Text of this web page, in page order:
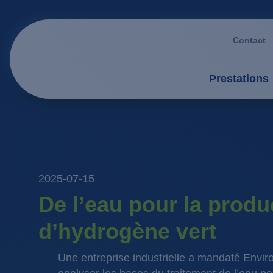
2025-07-15
De l’eau pour la
d’hydrogène vert
Une entreprise industrielle a mandaté
Contact
Prestations
Services